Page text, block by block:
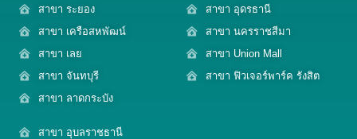
สาขา ระยอง
สาขา เครือสหพัฒน์
สาขา เลย
สาขา จันทบุรี
สาขา ลาดกระบัง
สาขา อุดรธานี
สาขา นครราชสีมา
สาขา Union Mall
สาขา ฟิวเจอร์พาร์ค รังสิต
สาขา อุบลราชธานี